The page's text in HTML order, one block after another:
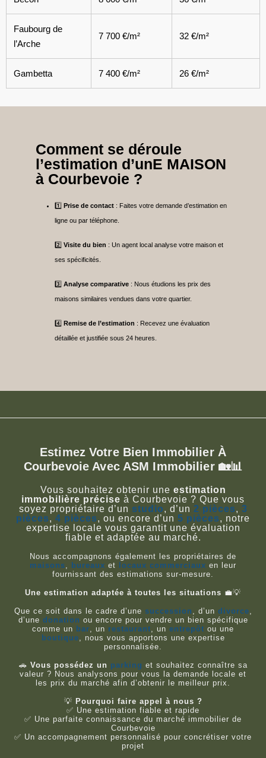
Faubourg de
l’Arche
7 700 €/m² 32 €/m²
Gambetta 7 400 €/m² 26 €/m²
Comment se déroule
l’estimation d’unE MAISON
à Courbevoie ?
1️⃣ Prise de contact : Faites votre demande d’estimation en
ligne ou par téléphone.
2️⃣ Visite du bien : Un agent local analyse votre maison et
ses spécificités.
3️⃣ Analyse comparative : Nous étudions les prix des
maisons similaires vendues dans votre quartier.
4️⃣ Remise de l’estimation : Recevez une évaluation
détaillée et justifiée sous 24 heures.
Estimez Votre Bien Immobilier À
Courbevoie Avec ASM Immobilier 🏡📊
Vous souhaitez obtenir une estimation
immobilière précise à Courbevoie ? Que vous
soyez propriétaire d’un studio, d’un 2 pièces, 3
pièces, 4 pièces, ou encore d’un 5 pièces, notre
expertise locale vous garantit une évaluation
fiable et adaptée au marché.
Nous accompagnons également les propriétaires de
maisons
bureaux et locaux commerciaux en leur
fournissant des estimations sur-mesure.
Une estimation adaptée à toutes les situations 💼💡
Que ce soit dans le cadre d’une succession , d’un divorce
d’une donation ou encore pour vendre un bien spécifique
comme un bar , un restaurant , un entrepôt ou une
boutique , nous vous apportons une expertise
personnalisée.
🚗 Vous possédez un parking et souhaitez connaître sa
valeur ? Nous analysons pour vous la demande locale et
les prix du marché afin d’obtenir le meilleur prix.
💡 Pourquoi faire appel à nous ?
✅ Une estimation fiable et rapide
✅ Une parfaite connaissance du marché immobilier de
Courbevoie
✅ Un accompagnement personnalisé pour concrétiser votre
projet